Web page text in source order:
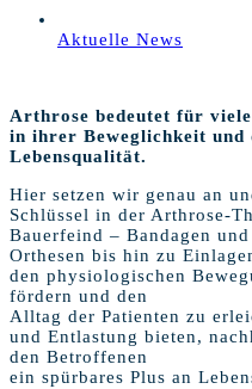
Aktuelle News
Arthrose bedeutet für
in ihrer Beweglichkeit
Lebensqualität.
Hier setzen wir genau an
Schlüssel in der Arthrose-
Bauerfeind – Bandagen und
Orthesen bis hin zu
den physiologischen
fördern und den
Alltag der Patienten zu
und Entlastung bieten,
den Betroffenen
ein spürbares Plus an